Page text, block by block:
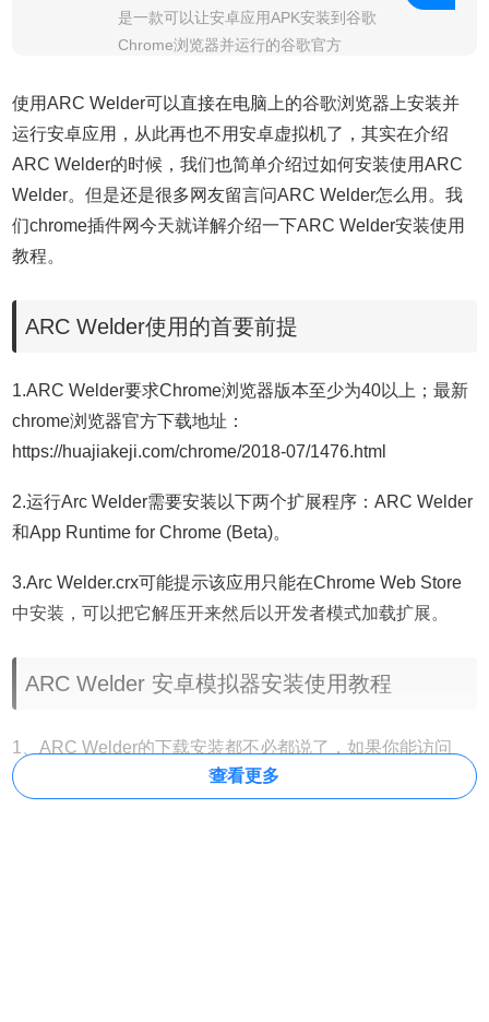
是一款可以让安卓应用APK安装到谷歌
Chrome浏览器并运行的谷歌官方
Welder插件下载和使用方法
使用ARC Welder可以直接在电脑上的谷歌浏览器上安装并
运行安卓应用，从此再也不用安卓虚拟机了，其实在介绍
ARC Welder的时候，我们也简单介绍过如何安装使用ARC
Welder。但是还是很多网友留言问ARC Welder怎么用。我
们chrome插件网今天就详解介绍一下ARC Welder安装使用
教程。
ARC Welder使用的首要前提
1.ARC Welder要求Chrome浏览器版本至少为40以上；最新
chrome浏览器官方下载地址：
https://huajiakeji.com/chrome/2018-07/1476.html
2.运行Arc Welder需要安装以下两个扩展程序：ARC Welder
和App Runtime for Chrome (Beta)。
3.Arc Welder.crx可能提示该应用只能在Chrome Web Store
中安装，可以把它解压开来然后以开发者模式加载扩展。
ARC Welder 安卓模拟器安装使用教程
1、ARC Welder的下载安装都不必都说了，如果你能访问
chrome应用商店就在线安装我们提到的
两个扩展程序：ARC
查看更多